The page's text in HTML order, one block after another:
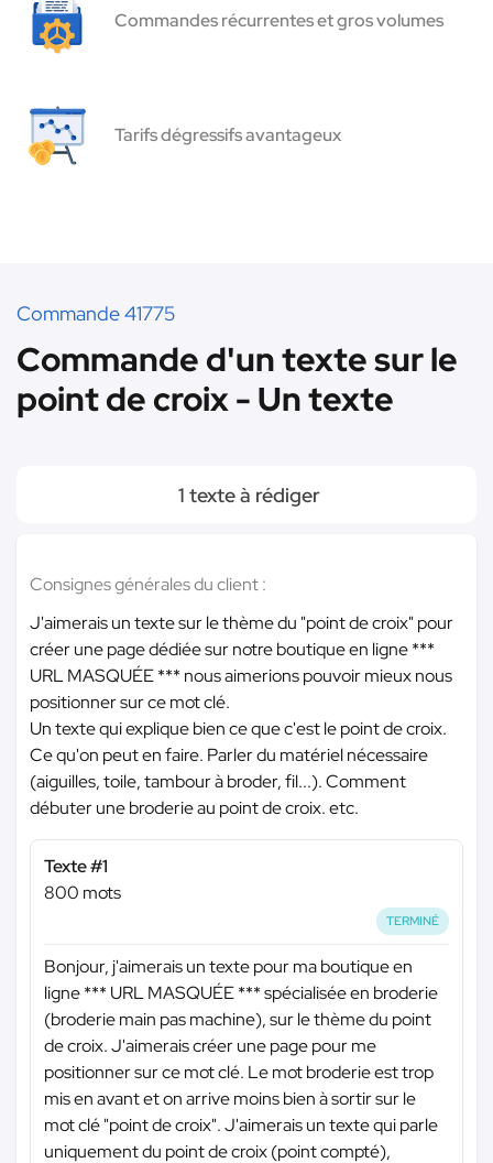
Commandes récurrentes et gros volumes
Tarifs dégressifs avantageux
Commande 41775
Commande d'un texte sur le
point de croix - Un texte
1 texte à rédiger
Consignes générales du client :
J'aimerais un texte sur le thème du "point de croix" pour
créer une page dédiée sur notre boutique en ligne***
URL MASQUÉE *** nous aimerions pouvoir mieux nous
positionner sur ce mot clé.
Un texte qui explique bien ce que c'est le point de croix.
Ce qu'on peut en faire. Parler du matériel nécessaire
(aiguilles, toile, tambour à broder, fil...). Comment
débuter une broderie au point de croix. etc.
Texte #1
800 mots
TERMINÉ
Bonjour, j'aimerais un texte pour ma boutique en
ligne*** URL MASQUÉE ***spécialisée en broderie
(broderie main pas machine), sur le thème du point
de croix. J'aimerais créer une page pour me
positionner sur ce mot clé. Le mot broderie est trop
mis en avant et on arrive moins bien à sortir sur le
mot clé "point de croix". J'aimerais un texte qui parle
uniquement du point de croix (point compté),